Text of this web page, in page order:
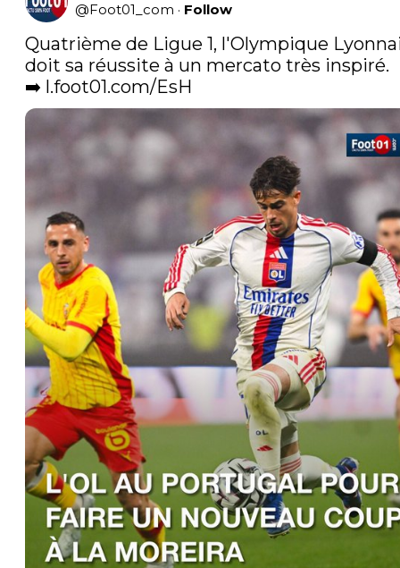
@Foot01_com · Follow
Quatrième de Ligue 1, l'Olympique
doit sa réussite à un mercato très inspiré.
➡️ l.foot01.com/EsH